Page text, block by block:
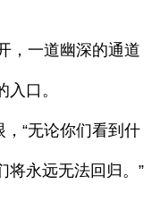
，一道幽深的通道
口。
“无论你们看到什
将永远无法回归。”